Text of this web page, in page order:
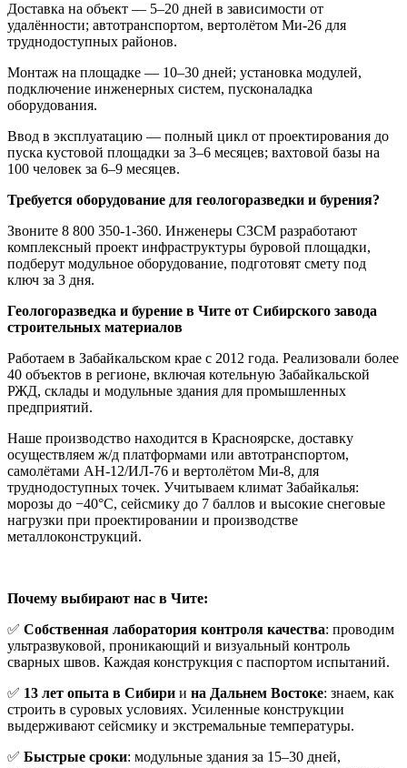
Доставка на объект — 5–20 дней в зависимости от
удалённости; автотранспортом, вертолётом Ми-26 для
труднодоступных районов.
Монтаж на площадке — 10–30 дней; установка модулей,
подключение инженерных систем, пусконаладка
оборудования.
Ввод в эксплуатацию — полный цикл от проектирования до
пуска кустовой площадки за 3–6 месяцев; вахтовой базы на
100 человек за 6–9 месяцев.
Требуется оборудование для геологоразведки и бурения?
Звоните 8 800 350-1-360. Инженеры СЗСМ разработают
комплексный проект инфраструктуры буровой площадки,
подберут модульное оборудование, подготовят смету под
ключ за 3 дня.
Геологоразведка и бурение в Чите от Сибирского завода
строительных материалов
Работаем в Забайкальском крае с 2012 года. Реализовали более
40 объектов в регионе, включая котельную Забайкальской
РЖД, склады и модульные здания для промышленных
предприятий.
Наше производство находится в Красноярске, доставку
осуществляем ж/д платформами или автотранспортом,
самолётами АН-12/ИЛ-76 и вертолётом Ми-8, для
труднодоступных точек. Учитываем климат Забайкалья:
морозы до −40°C, сейсмику до 7 баллов и высокие снеговые
нагрузки при проектировании и производстве
металлоконструкций.
Почему выбирают нас в Чите:
✅ Собственная лаборатория контроля качества: проводим
ультразвуковой, проникающий и визуальный контроль
сварных швов. Каждая конструкция с паспортом испытаний.
✅ 13 лет опыта в Сибири и на Дальнем Востоке: знаем, как
строить в суровых условиях. Усиленные конструкции
выдерживают сейсмику и экстремальные температуры.
✅ Быстрые сроки: модульные здания за 15–30 дней,